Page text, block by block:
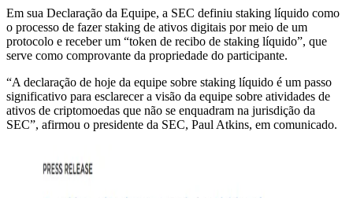
Em sua Declaração da Equipe, a SEC definiu staking líquido como
o processo de fazer staking de ativos digitais por meio de um
protocolo e receber um “token de recibo de staking líquido”, que
serve como comprovante da propriedade do participante.
“A declaração de hoje da equipe sobre staking líquido é um passo
significativo para esclarecer a visão da equipe sobre atividades de
ativos de criptomoedas que não se enquadram na jurisdição da
SEC”, afirmou o presidente da SEC, Paul Atkins, em comunicado.